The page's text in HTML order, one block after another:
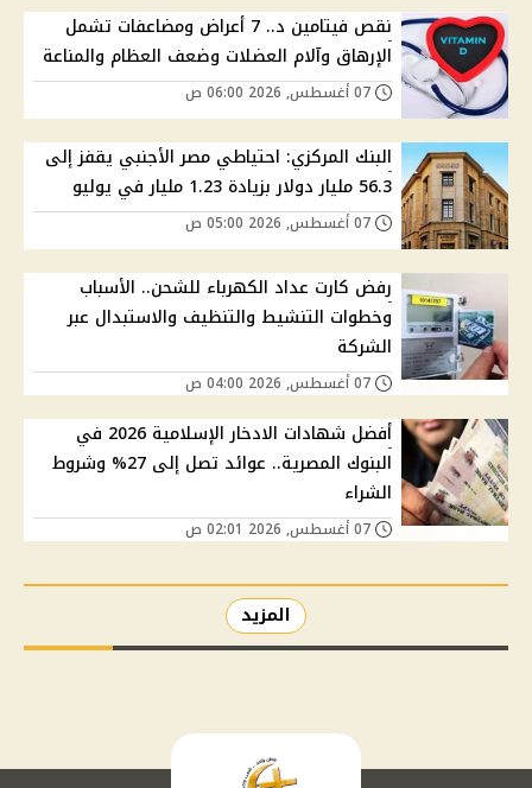
نقص فيتامين د.. 7 أعراض ومضاعفات تشمل
الإرهاق وآلام العضلات وضعف العظام والمناعة
البنك المركزي: احتياطي مصر الأجنبي يقفز إلى
56.3 مليار دولار بزيادة 1.23 مليار في يوليو
رفض كارت عداد الكهرباء للشحن.. الأسباب
وخطوات التنشيط والتنظيف والاستبدال عبر
الشركة
أفضل شهادات الادخار الإسلامية 2026 في
البنوك المصرية.. عوائد تصل إلى 27% وشروط
الشراء
المزيد